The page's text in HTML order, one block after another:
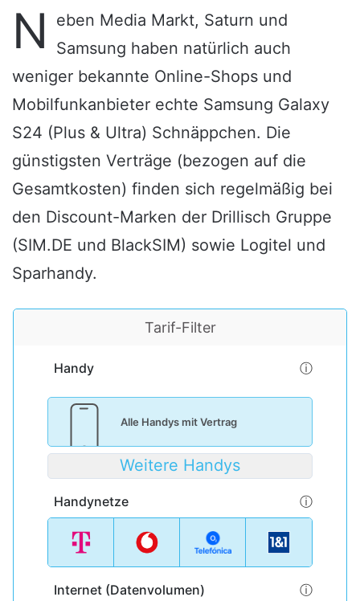
N
eben Media Markt, Saturn und
Samsung haben natürlich auch
weniger bekannte Online-Shops und
Mobilfunkanbieter echte Samsung Galaxy
S24 (Plus & Ultra) Schnäppchen. Die
günstigsten Verträge (bezogen auf die
Gesamtkosten) finden sich regelmäßig bei
den Discount-Marken der Drillisch Gruppe
(SIM.DE und BlackSIM) sowie Logitel und
Sparhandy.